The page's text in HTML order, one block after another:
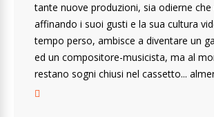
tante nuove produzioni, sia odierne che
affinando i suoi gusti e la sua cultura
tempo perso, ambisce a diventare un
ed un compositore-musicista, ma al
restano sogni chiusi nel cassetto...